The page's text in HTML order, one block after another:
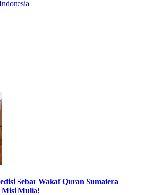
Sebar Wakaf Quran Sumatera
Misi Mulia!